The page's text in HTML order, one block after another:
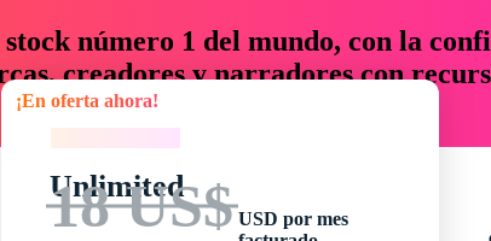
número 1 del mundo, con la
creadores y narradores con
un 76 % en tiempo y presupuesto.
¡En oferta ahora!
Unlimited
18 US$ USD por mes